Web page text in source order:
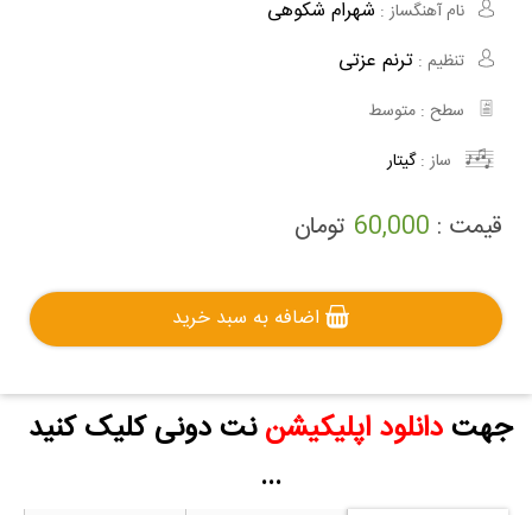
نام آهنگساز : شهرام شکوهی
تنظیم : ترنم عزتی
سطح : متوسط
ساز :گیتار
قیمت : 60,000 تومان
اضافه به سبد خرید
جهتدانلود اپلیکیشن نت دونی کلیک کنید
...